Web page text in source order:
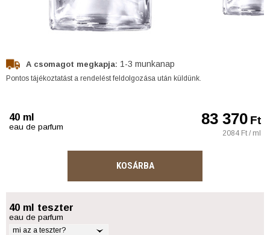
A csomagot megkapja: 1-3 munkanap
Pontos tájékoztatást a rendelést feldolgozása után küldünk.
40 ml
eau de parfum 83 370Ft
2084 Ft / ml
KOSÁRBA
40 ml teszter
eau de parfum
mi az a teszter?